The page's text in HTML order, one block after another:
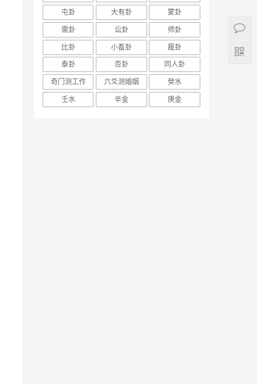
屯卦
大有卦
蒙卦
需卦
讼卦
师卦
比卦
小畜卦
履卦
泰卦
否卦
同人卦
奇门测工作
六爻测婚姻
癸水
壬水
辛金 庚金